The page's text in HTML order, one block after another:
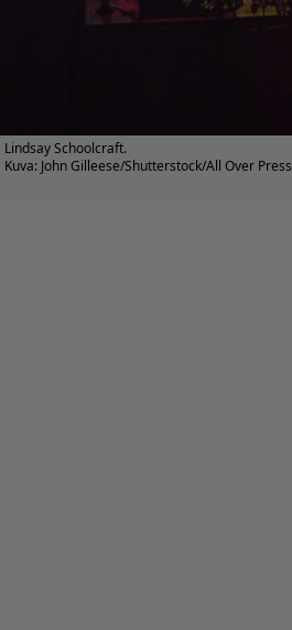
Lindsay Schoolcraft.
Kuva: John Gilleese/Shutterstock/All Over Press